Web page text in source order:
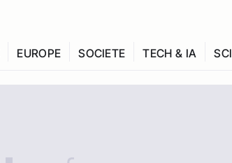
EUROPE SOCIETE TECH & IA